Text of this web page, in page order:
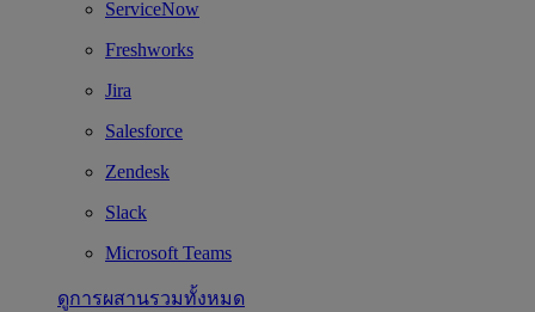
ServiceNow
Freshworks
Jira
Salesforce
Zendesk
Slack
Microsoft Teams
ดูการผสานรวมทั้งหมด